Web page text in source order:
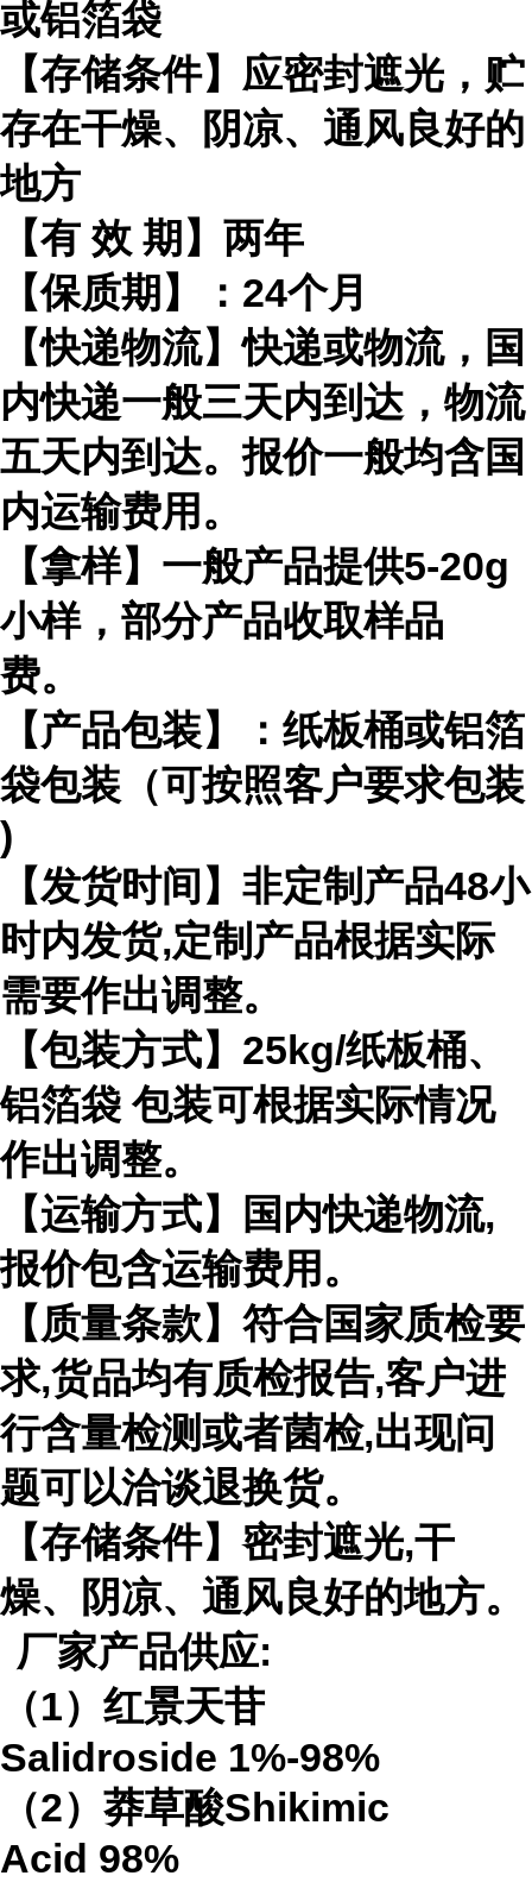
或铝箔袋
【存储条件】应密封遮光，贮
存在干燥、阴凉、通风良好的
地方
【有 效 期】两年
【保质期】： 24个月
【快递物流】快递或物流，国
内快递一般三天内到达，物流
五天内到达。报价一般均含国
内运输费用。
【拿样】一般产品提供5-20g
小样，部分产品收取样品
费。
【产品包装】：纸板桶或铝箔
袋包装（可按照客户要求包装
)
【发货时间】非定制产品48小
时内发货,定制产品根据实际
需要作出调整。
【包装方式】 25kg/纸板桶、
铝箔袋 包装可根据实际情况
作出调整。
【运输方式】国内快递物流,
报价包含运输费用。
【质量条款】符合国家质检要
求,货品均有质检报告,客户进
行含量检测或者菌检,出现问
题可以洽谈退换货。
【存储条件】密封遮光,干
燥、阴凉、通风良好的地方。
厂家产品供应:
（1）红景天苷
Salidroside 1%-98%
（2）莽草酸Shikimic
Acid 98%